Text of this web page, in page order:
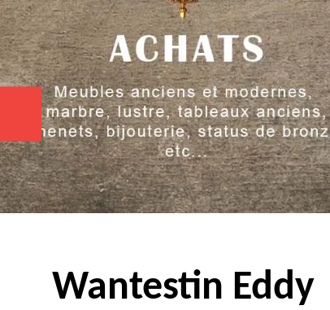
Wantestin Eddy